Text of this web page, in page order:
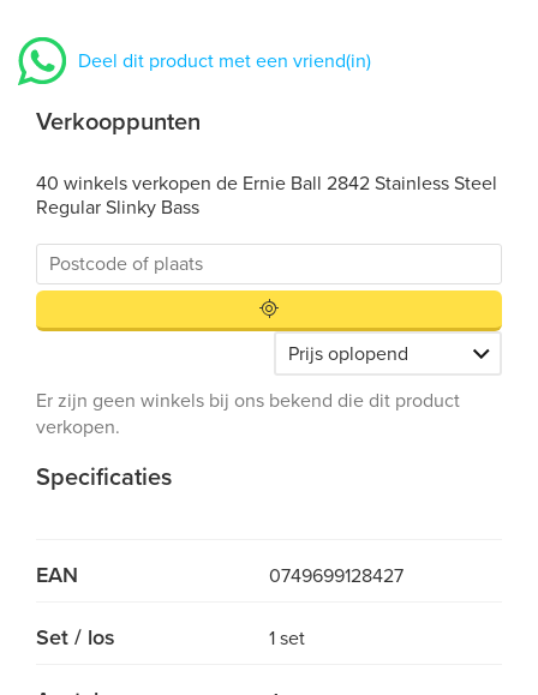
Deel dit product met een vriend(in)
Verkooppunten
40 winkels verkopen de Ernie Ball 2842 Stainless Steel
Regular Slinky Bass
Er zijn geen winkels bij ons bekend die dit product
verkopen.
Specificaties
EAN 0749699128427
Set / los 1 set